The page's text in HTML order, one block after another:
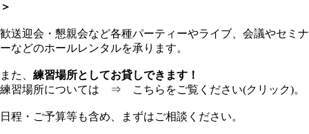
＞
歓送迎会・懇親会など各種パーティーやライブ、会議やセミナ
ーなどのホールレンタルを承ります。
また、 練習場所としてお貸しできます！
練習場所については ⇒
こちらをご覧ください(クリック)。
日程・ご予算等も含め、まずはご相談ください。